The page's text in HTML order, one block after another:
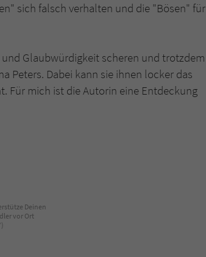
sich falsch verhalten und die "Bösen" für
Glaubwürdigkeit scheren und trotzdem
Peters. Dabei kann sie ihnen locker das
Für mich ist die Autorin eine Entdeckung
Deinen
vor Ort